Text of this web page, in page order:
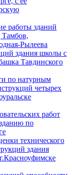
работы зданий
Тамбов,
Рылеева
здания школы с
Тавдинского
по натурным
четырех
работ
по
технического
здания